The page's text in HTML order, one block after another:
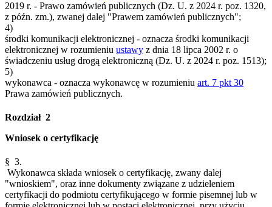
2019 r. - Prawo zamówień publicznych (Dz. U. z 2024 r. poz. 1320,
z późn. zm.), zwanej dalej "Prawem zamówień publicznych";
4)
środki komunikacji elektronicznej - oznacza środki komunikacji
elektronicznej w rozumieniu ustawy z dnia 18 lipca 2002 r. o
świadczeniu usług drogą elektroniczną (Dz. U. z 2024 r. poz. 1513);
5)
wykonawca - oznacza wykonawcę w rozumieniu art. 7 pkt 30
Prawa zamówień publicznych.
Rozdział 2
Wniosek o certyfikację
§ 3.
Wykonawca składa wniosek o certyfikację, zwany dalej
"wnioskiem", oraz inne dokumenty związane z udzieleniem
certyfikacji do podmiotu certyfikującego w formie pisemnej lub w